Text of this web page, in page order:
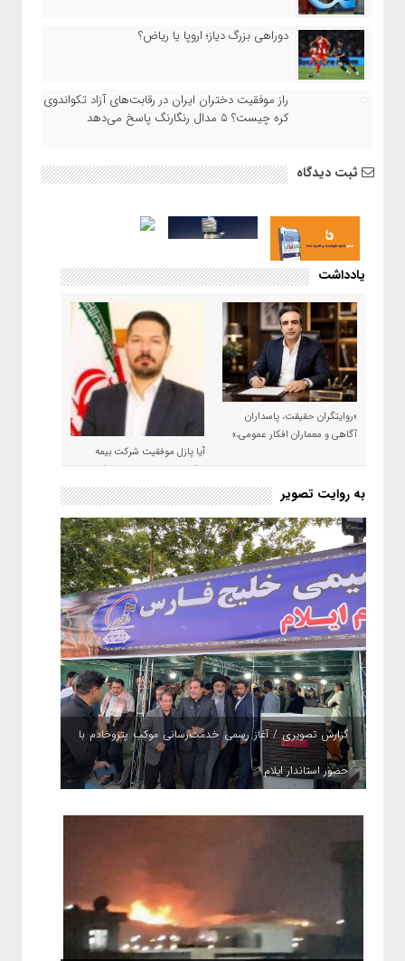
دوراهی بزرگ دیاز؛ اروپا یا ریاض؟
راز موفقیت دختران ایران در رقابت‌های آزاد تکواندوی
کره چیست؟ ۵ مدال رنگارنگ پاسخ می‌دهد
ثبت دیدگاه
یادداشت
«روایتگران حقیقت، پاسداران
آگاهی و معماران افکار عمومی،»
آیا پازل موفقیت شرکت بیمه
حکمت صبا در سال ۱۴۰۵ کامل می
شود؟!
به روایت تصویر
گزارش تصویری / آغاز رسمی خدمت‌رسانی موکب پتروخادم با
حضور استاندار ایلام